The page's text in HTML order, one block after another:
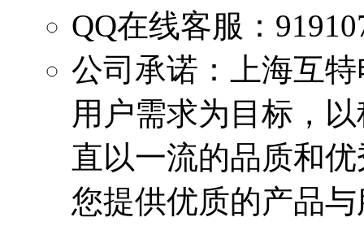
QQ在线客服：
公司承诺：
上海互
用户需求为目标，
直以一流的品质和
您提供优质的产品